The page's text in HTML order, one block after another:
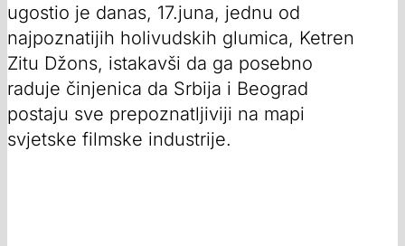
ugostio je danas, 17.juna, jednu od
najpoznatijih holivudskih glumica, Ketren
Zitu Džons, istakavši da ga posebno
raduje činjenica da Srbija i Beograd
postaju sve prepoznatljiviji na mapi
svjetske filmske industrije.